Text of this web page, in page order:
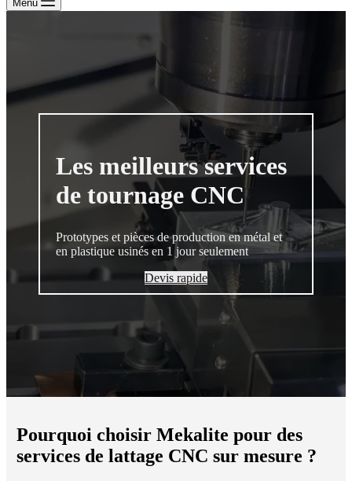
Menu
Les meilleurs services
de tournage CNC
Prototypes et pièces de production en métal et
en plastique usinés en 1 jour seulement
Devis rapide
Pourquoi choisir Mekalite pour des
services de lattage CNC sur mesure ?